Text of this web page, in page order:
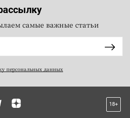
самые важные статьи
персональных данных
18+